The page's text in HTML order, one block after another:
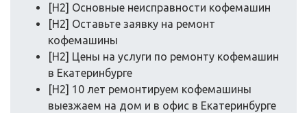
[H2] Основные неисправности кофемашин
[H2] Оставьте заявку на ремонт
кофемашины
[H2] Цены на услуги по ремонту кофемашин
в Екатеринбурге
[H2] 10 лет ремонтируем кофемашины
выезжаем на дом и в офис в Екатеринбурге